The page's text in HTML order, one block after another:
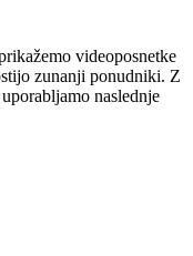
videoposnetke
zunanji ponudniki. Z
naslednje